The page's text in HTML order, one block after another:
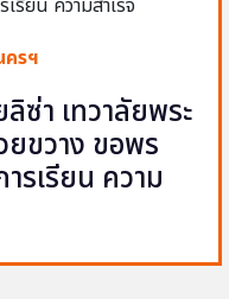
ครฯ
ซ่า เทวาลัยพระ
ขวาง ขอพร
รเรียน ความ